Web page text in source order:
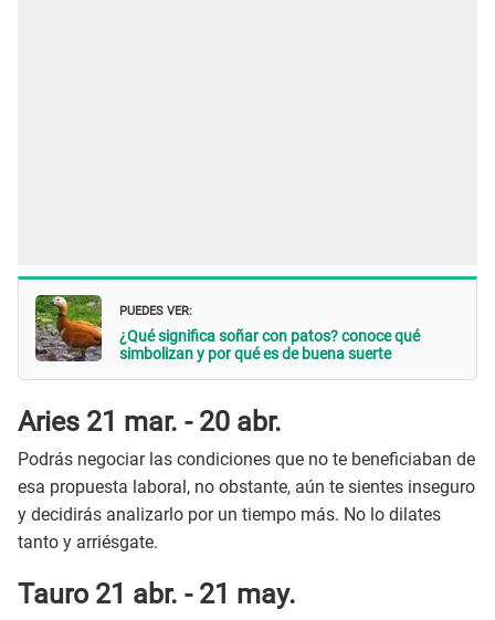
PUEDES VER:
¿Qué significa soñar con patos? conoce qué
simbolizan y por qué es de buena suerte
Aries 21 mar. - 20 abr.
Podrás negociar las condiciones que no te beneficiaban de
esa propuesta laboral, no obstante, aún te sientes inseguro
y decidirás analizarlo por un tiempo más. No lo dilates
tanto y arriésgate.
Tauro 21 abr. - 21 may.